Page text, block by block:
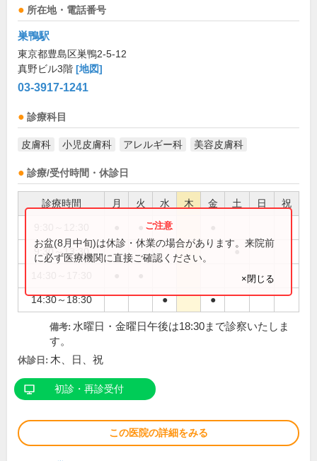
所在地・電話番号
巣鴨駅
東京都豊島区巣鴨2-5-12
真野ビル3階 [地図]
03-3917-1241
診療科目
皮膚科 小児皮膚科 アレルギー科 美容皮膚科
診療/受付時間・休診日
診療時間 月 火 水 木 金 土 日 祝
●
9:30～13:30 ●
14:30～18:30 ● ●
お盆(8月中旬)は休診・休業の場合があります。来院前
に必ず医療機関に直接ご確認ください。
×閉じる
備考: 水曜日・金曜日午後は18:30まで診察いたしま
す。
休診日: 木、日、祝
初診・再診受付
この医院の詳細をみる